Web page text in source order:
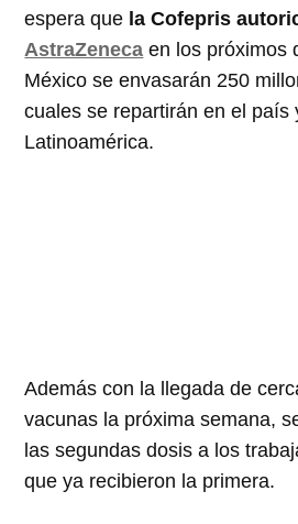
espera que la Cofepris
AstraZeneca en los próximos
México se envasarán 250
cuales se repartirán en el país
Latinoamérica.
Además con la llegada de
vacunas la próxima semana,
las segundas dosis a los
que ya recibieron la primera.